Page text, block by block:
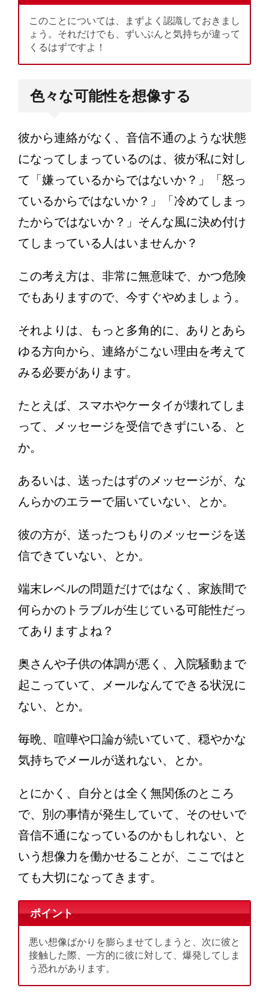
このことについては、まずよく認識しておきまし
ょう。それだけでも、ずいぶんと気持ちが違って
くるはずですよ！
色々な可能性を想像する
彼から連絡がなく、音信不通のような状態
になってしまっているのは、彼が私に対し
て「嫌っているからではないか？」「怒っ
ているからではないか？」「冷めてしまっ
たからではないか？」そんな風に決め付け
てしまっている人はいませんか？
この考え方は、非常に無意味で、かつ危険
でもありますので、今すぐやめましょう。
それよりは、もっと多角的に、ありとあら
ゆる方向から、連絡がこない理由を考えて
みる必要があります。
たとえば、スマホやケータイが壊れてしま
って、メッセージを受信できずにいる、と
か。
あるいは、送ったはずのメッセージが、な
んらかのエラーで届いていない、とか。
彼の方が、送ったつもりのメッセージを送
信できていない、とか。
端末レベルの問題だけではなく、家族間で
何らかのトラブルが生じている可能性だっ
てありますよね？
奥さんや子供の体調が悪く、入院騒動まで
起こっていて、メールなんてできる状況に
ない、とか。
毎晩、喧嘩や口論が続いていて、穏やかな
気持ちでメールが送れない、とか。
とにかく、自分とは全く無関係のところ
で、別の事情が発生していて、そのせいで
音信不通になっているのかもしれない、と
いう想像力を働かせることが、ここではと
ても大切になってきます。
ポイント
悪い想像ばかりを膨らませてしまうと、次に彼と
接触した際、一方的に彼に対して、爆発してしま
う恐れがあります。